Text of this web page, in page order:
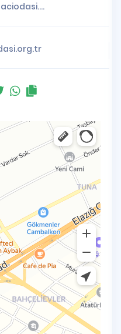
yonetim@elazigeczaciodasi.org.tr